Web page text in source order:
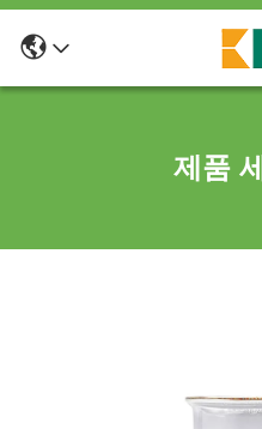
제품